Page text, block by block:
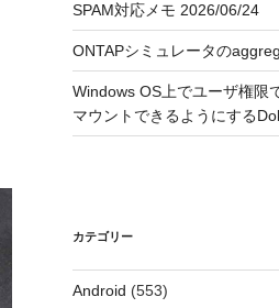
SPAM対応メモ 2026/06/24
ONTAPシミュレータの
Windows OS上でユーザ権限
マウントできるようにする
カテゴリー
Android (553)